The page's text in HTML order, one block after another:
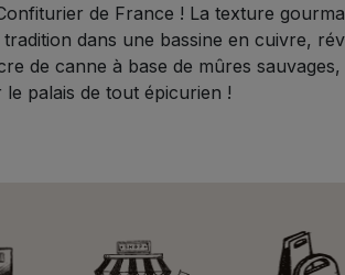
de France ! La texture
dans une bassine en cuivre,
de canne à base de mûres
palais de tout épicurien !